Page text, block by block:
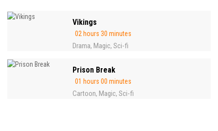
Vikings
02 hours 30 minutes
Drama, Magic, Sci-fi
Prison Break
01 hours 00 minutes
Cartoon, Magic, Sci-fi